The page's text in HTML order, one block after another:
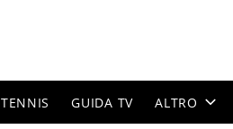
TENNIS GUIDA TV ALTRO